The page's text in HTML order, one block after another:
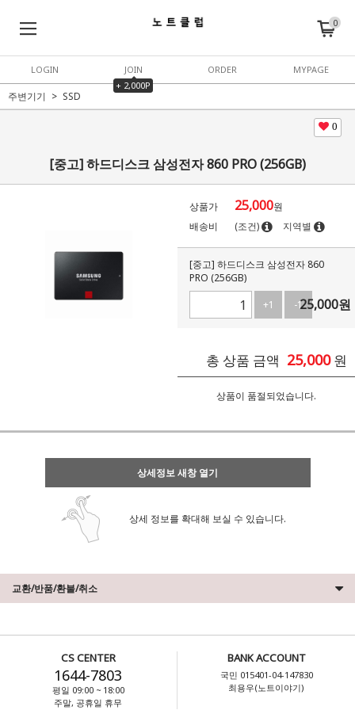
0
LOGIN
JOIN
+ 2,000P
ORDER MYPAGE
주변기기 SSD
0
[중고] 하드디스크 삼성전자 860 PRO (256GB)
상품가 25,000원
배송비
(조건) 지역별
[중고] 하드디스크 삼성전자 860
PRO (256GB)
+1
-125,000원
총 상품 금액 25,000 원
상품이 품절되었습니다.
상세정보 새창 열기
상세 정보를 확대해 보실 수 있습니다.
교환/반품/환불/취소
CS CENTER
1644-7803
평일 09:00 ~ 18:00
주말, 공휴일 휴무
BANK ACCOUNT
국민 015401-04-147830
최용우(노트이야기)